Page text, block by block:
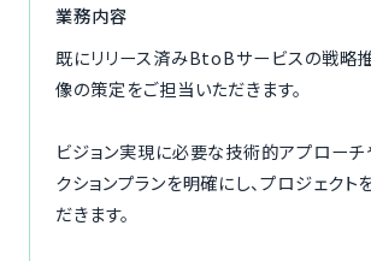
コーディネーター紹介
イベント/マガジン
法人の方
業務内容
既にリリース済みBtoBサービスの戦略
像の策定をご担当いただきます。
ビジョン実現に必要な技術的アプロー
クションプランを明確にし、プロジェクト
だきます。